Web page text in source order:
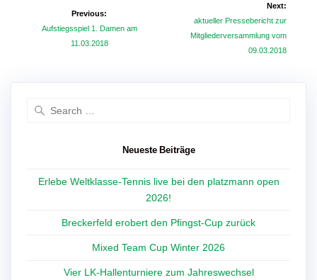
Previous:
Previous
Aufstiegsspiel 1. Damen am
11.03.2018
Next:
Next
post:
aktueller Pressebericht zur
Mitgliederversammlung vom
09.03.2018
Neueste Beiträge
Erlebe Weltklasse-Tennis live bei den platzmann open
2026!
Breckerfeld erobert den Pfingst-Cup zurück
Mixed Team Cup Winter 2026
Vier LK-Hallenturniere zum Jahreswechsel